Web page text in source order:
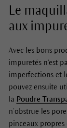
Le
aux
Avec les bons
impuretés n'est
imperfections et
pouvez ensuite
la Poudre
n’obstrue les
pinceaux propres